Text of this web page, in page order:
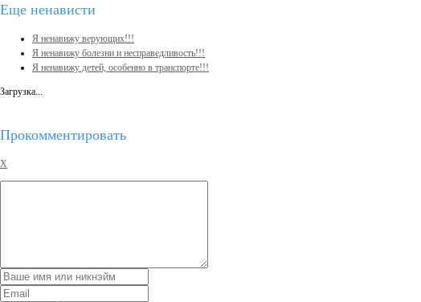
Еще ненависти
Я ненавижу верующих!!!
Я ненавижу болезни и несправедливость!!!
Я ненавижу детей, особенно в транспорте!!!
Загрузка...
Прокомментировать
X